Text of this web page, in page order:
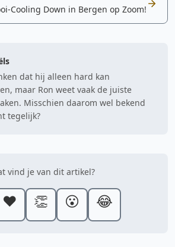
Cooling Down in Bergen op Zoom!
dat hij alleen hard kan
maar Ron weet vaak de juiste
Misschien daarom wel bekend
tegelijk?
vind je van dit artikel?
❤️ 👏 😮 😂